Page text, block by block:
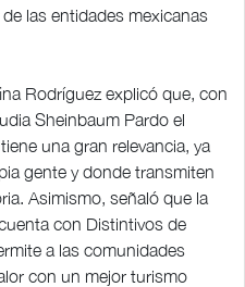
las entidades mexicanas
Rodríguez explicó que, con
Sheinbaum Pardo el
una gran relevancia, ya
gente y donde transmiten
Asimismo, señaló que la
con Distintivos de
a las comunidades
con un mejor turismo